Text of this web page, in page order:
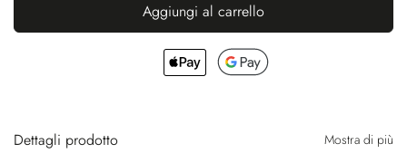
Aggiungi al carrello
Dettagli prodotto Mostra di più